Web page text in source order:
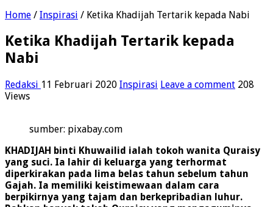
Home / Inspirasi / Ketika Khadijah Tertarik kepada Nabi
Ketika Khadijah Tertarik kepada
Nabi
Redaksi 11 Februari 2020 Inspirasi Leave a comment 208
Views
sumber: pixabay.com
KHADIJAH binti Khuwailid ialah tokoh wanita Quraisy
yang suci. Ia lahir di keluarga yang terhormat
diperkirakan pada lima belas tahun sebelum tahun
Gajah. Ia memiliki keistimewaan dalam cara
berpikirnya yang tajam dan berkepribadian luhur.